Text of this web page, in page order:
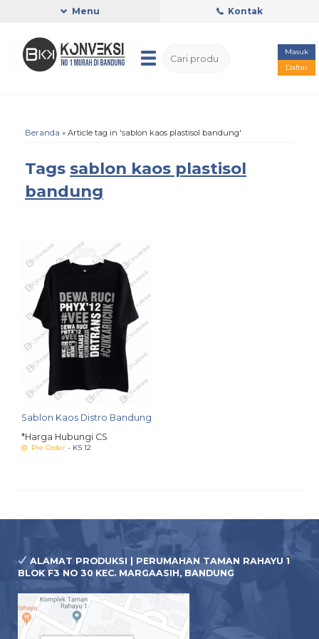
Menu Kontak
Masuk
Daftar
Beranda » Article tag in 'sablon kaos plastisol bandung'
Tags sablon kaos plastisol
bandung
Sablon Kaos Distro Bandung
*Harga Hubungi CS
Pre Order - KS 12
ALAMAT PRODUKSI | PERUMAHAN TAMAN RAHAYU 1
BLOK F3 NO 30 KEC. MARGAASIH, BANDUNG